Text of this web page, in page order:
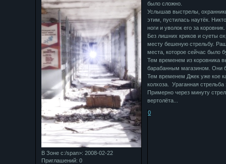
В Зоне с:/span>: 2008-02-22
Приглашений: 0
было сложно.
Услышав выстрелы,
этим, пустилась наутёк.
ноги и уволок его за коровник.
Без лишних криков и суеты
месту бешеную стрельбу.
места, которое сейчас было
Тем временем из коровника
барабанным магазином. Они
Тем временем Джек уже кое
колхоза. Ураганная
Примерно через минуту
вертолёта...
0